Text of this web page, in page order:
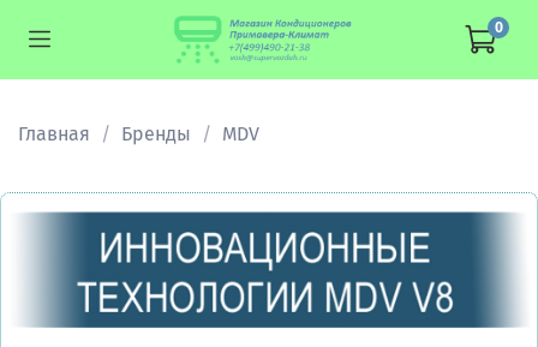
0
Главная Бренды MDV